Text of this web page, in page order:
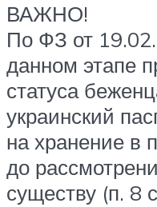
ВАЖНО!
По ФЗ от
данном этапе
статуса
украинский
на хранение в
до
существу (п. 8